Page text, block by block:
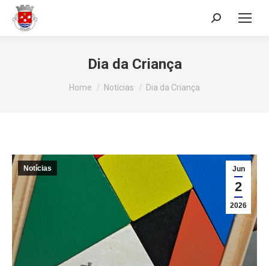
Search:
Dia da Criança
You are here:
Home Notícias Dia da Criança
Jun
2
2026
Notícias